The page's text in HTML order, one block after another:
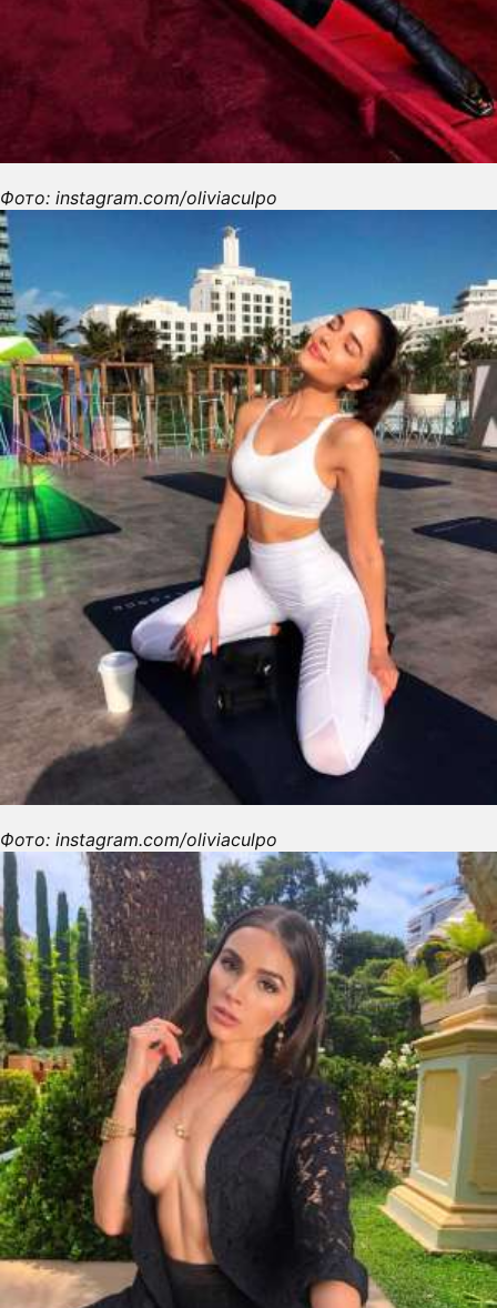
Фото: instagram.com/oliviaculpo
Фото: instagram.com/oliviaculpo